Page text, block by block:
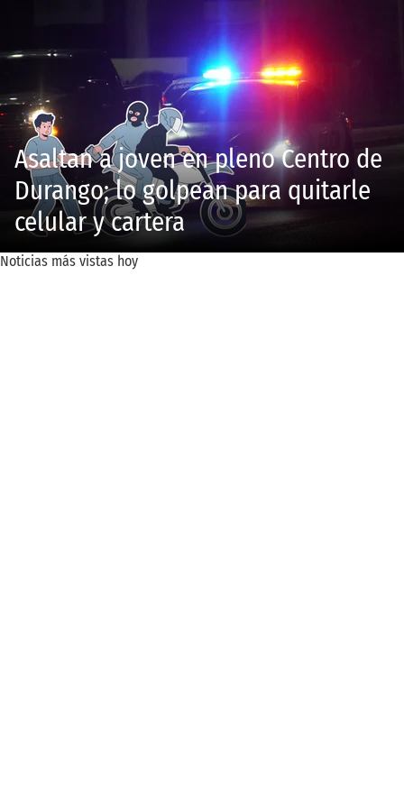
Asaltan a joven en pleno Centro de
Durango; lo golpean para quitarle
celular y cartera
Noticias más vistas hoy